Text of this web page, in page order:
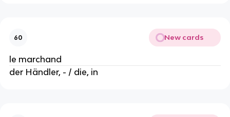
60 New cards
le marchand
der Händler, - / die, in